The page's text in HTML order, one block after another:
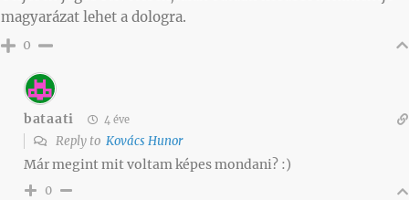
magyarázat lehet a dologra.
0
bataati 4 éve
Reply to Kovács Hunor
Már megint mit voltam képes mondani? :)
0